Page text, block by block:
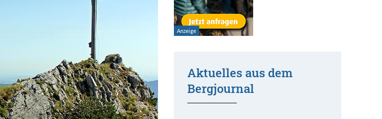
bis
Aktuelles aus dem
Bergjournal